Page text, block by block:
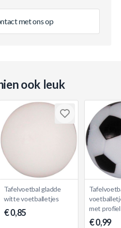
met ons op
ook leuk
Tafelvoetbal gladde
witte voetballetjes
€ 0,85
met profiel
€ 0,99